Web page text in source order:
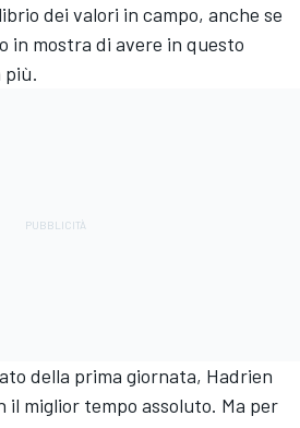
dei valori in campo, anche se
in mostra di avere in questo
più.
della prima giornata, Hadrien
il miglior tempo assoluto. Ma per